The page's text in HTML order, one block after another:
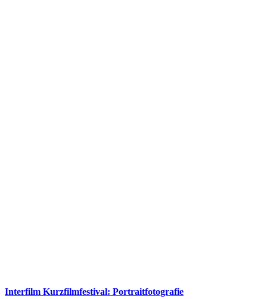
Interfilm Kurzfilmfestival: Portraitfotografie